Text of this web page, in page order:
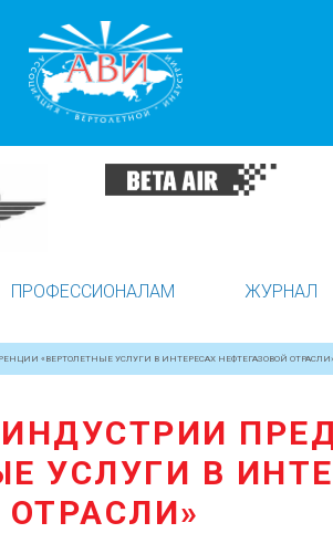
ПРОФЕССИОНАЛАМ ЖУРНАЛ
«ВЕРТОЛЕТНЫЕ УСЛУГИ В ИНТЕРЕСАХ НЕФТЕГАЗОВОЙ
УСЛУГИ В
ОТРАСЛИ»